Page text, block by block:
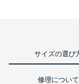
サイズの選び
修理について